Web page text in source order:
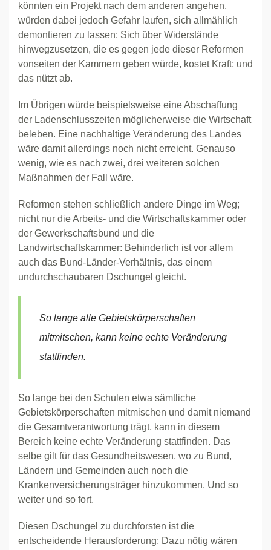
könnten ein Projekt nach dem anderen angehen,
würden dabei jedoch Gefahr laufen, sich allmählich
demontieren zu lassen: Sich über Widerstände
hinwegzusetzen, die es gegen jede dieser Reformen
vonseiten der Kammern geben würde, kostet Kraft; und
das nützt ab.
Im Übrigen würde beispielsweise eine Abschaffung
der Ladenschlusszeiten möglicherweise die Wirtschaft
beleben. Eine nachhaltige Veränderung des Landes
wäre damit allerdings noch nicht erreicht. Genauso
wenig, wie es nach zwei, drei weiteren solchen
Maßnahmen der Fall wäre.
Reformen stehen schließlich andere Dinge im Weg;
nicht nur die Arbeits- und die Wirtschaftskammer oder
der Gewerkschaftsbund und die
Landwirtschaftskammer: Behinderlich ist vor allem
auch das Bund-Länder-Verhältnis, das einem
undurchschaubaren Dschungel gleicht.
So lange alle Gebietskörperschaften
mitmitschen, kann keine echte Veränderung
stattfinden.
So lange bei den Schulen etwa sämtliche
Gebietskörperschaften mitmischen und damit niemand
die Gesamtverantwortung trägt, kann in diesem
Bereich keine echte Veränderung stattfinden. Das
selbe gilt für das Gesundheitswesen, wo zu Bund,
Ländern und Gemeinden auch noch die
Krankenversicherungsträger hinzukommen. Und so
weiter und so fort.
Diesen Dschungel zu durchforsten ist die
entscheidende Herausforderung: Dazu nötig wären